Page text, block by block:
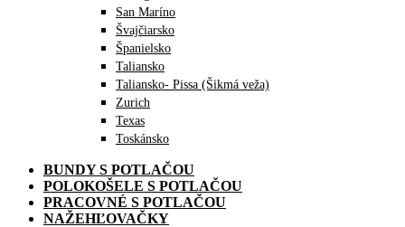
San Maríno
Švajčiarsko
Španielsko
Taliansko
Taliansko- Pissa (Šikmá veža)
Zurich
Texas
Toskánsko
BUNDY S POTLAČOU
POLOKOŠELE S POTLAČOU
PRACOVNÉ S POTLAČOU
NAŽEHĽOVAČKY